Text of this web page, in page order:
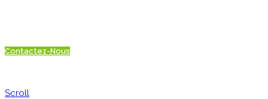
Contactez-Nous
Scroll